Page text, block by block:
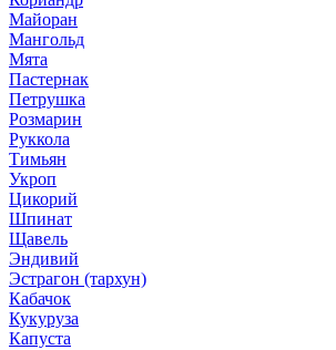
Майоран
Мангольд
Мята
Пастернак
Петрушка
Розмарин
Руккола
Тимьян
Укроп
Цикорий
Шпинат
Щавель
Эндивий
Эстрагон (тархун)
Кабачок
Кукуруза
Капуста